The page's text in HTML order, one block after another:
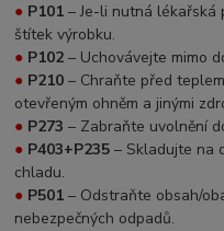
● P101 – Je-li nutná lékařská
štítek výrobku.
● P102 – Uchovávejte mimo
● P210 – Chraňte před
otevřeným ohněm a jinými
● P273 – Zabraňte uvolnění
● P403+P235 – Skladujte na
chladu.
● P501 – Odstraňte obsah/
nebezpečných odpadů.